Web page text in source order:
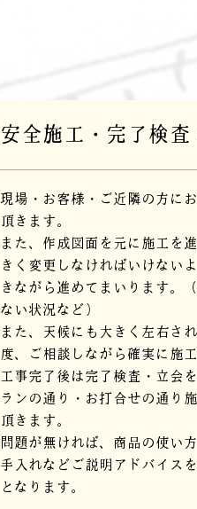
安全施工・完了検査
現場・お客様・ご近隣の方に
頂きます。
また、作成図面を元に施工を
きく変更しなければいけない
きながら進めてまいります。
ない状況など）
また、天候にも大きく左右さ
度、ご相談しながら確実に施
工事完了後は完了検査・立会
ランの通り・お打合せの通り
頂きます。
問題が無ければ、商品の使い
手入れなどご説明アドバイス
となります。